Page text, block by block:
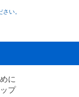
い。
に
プ